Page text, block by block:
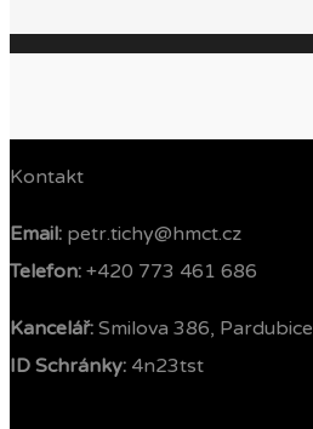
Kontakt
Email: petr.tichy@hmct.cz
Telefon: ‭ +420 773 461 686‬
Kancelář: Smilova 386, Pardubice
ID Schránky: 4n23tst